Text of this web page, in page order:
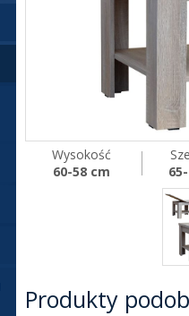
Wysokość
60-58 cm
Produkty